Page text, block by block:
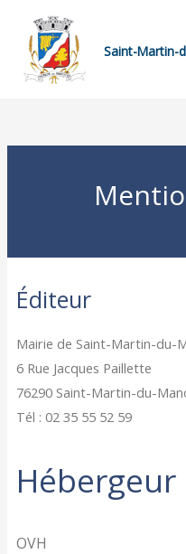
Saint-Martin-
Éditeur
Mairie de Saint-Martin-du-
6 Rue Jacques Paillette
76290 Saint-Martin-du-
Tél : 02 35 55 52 59
Hébergeur
OVH